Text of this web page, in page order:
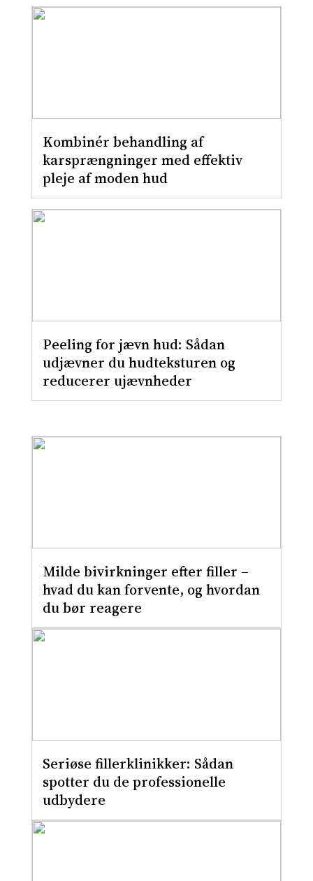
Kombinér behandling af
karsprængninger med effektiv
pleje af moden hud
Peeling for jævn hud: Sådan
udjævner du hudteksturen og
reducerer ujævnheder
Milde bivirkninger efter filler –
hvad du kan forvente, og hvordan
du bør reagere
Seriøse fillerklinikker: Sådan
spotter du de professionelle
udbydere